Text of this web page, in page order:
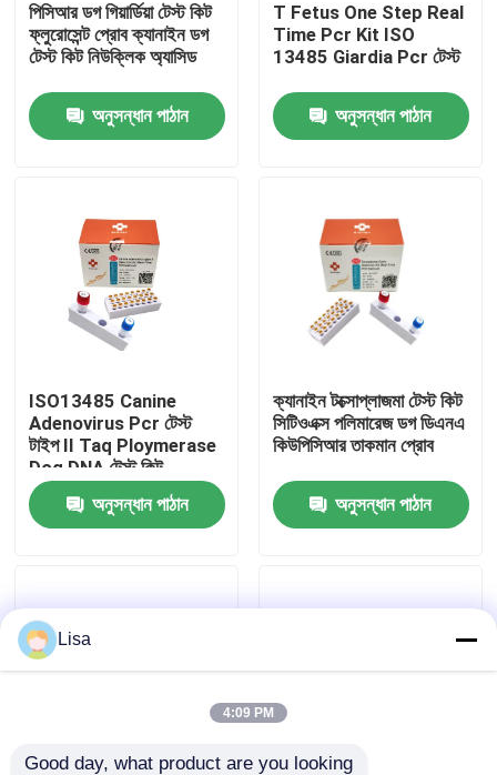
বাড়ি
VR প্রদর্শন
আমাদের সম্পর্কে
কারখানা ভ্রমণ
যোগাযোগ করুন
মামলা
পিসিআর ডগ গিয়ার্ডিয়া টেস্ট কিট
ফ্লুরোসেন্ট প্রোব ক্যানাইন ডগ
টেস্ট কিট নিউক্লিক অ্যাসিড
অনুসন্ধান পাঠান
T Fetus One Step Real
Time Pcr Kit ISO
13485 Giardia Pcr টেস্ট
অনুসন্ধান পাঠান
ISO13485 Canine
Adenovirus Pcr টেস্ট
টাইপ II Taq Ploymerase
Dog DNA টেস্ট কিট
অনুসন্ধান পাঠান
ক্যানাইন টক্সোপ্লাজমা টেস্ট কিট
সিটিওএক্স পলিমারেজ ডগ ডিএনএ
কিউপিসিআর তাকমান প্রোব
অনুসন্ধান পাঠান
Lisa
4:09 PM
Good day, what product are you looking